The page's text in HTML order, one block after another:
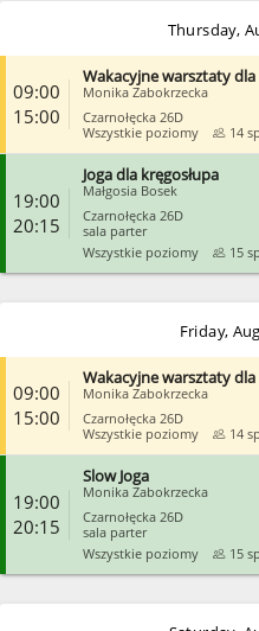
Thursday,
09:00
15:00
Wakacyjne warsztaty dla
Monika Zabokrzecka
Czarnołęcka 26D
Wszystkie poziomy
14
19:00
20:15
Joga dla kręgosłupa
Małgosia Bosek
Czarnołęcka 26D
sala parter
Wszystkie poziomy
15
Friday,
09:00
15:00
Wakacyjne warsztaty dla
Monika Zabokrzecka
Czarnołęcka 26D
Wszystkie poziomy
14
19:00
20:15
Slow Joga
Monika Zabokrzecka
Czarnołęcka 26D
sala parter
Wszystkie poziomy
15